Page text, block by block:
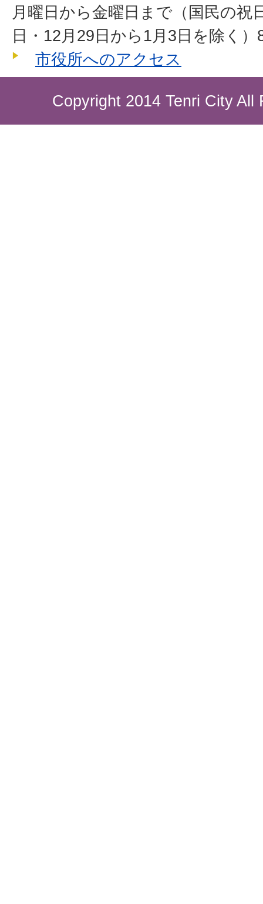
月曜日から金曜日まで（国民の祝
日・12月29日から1月3日を除く
市役所へのアクセス
Copyright 2014 Tenri City All